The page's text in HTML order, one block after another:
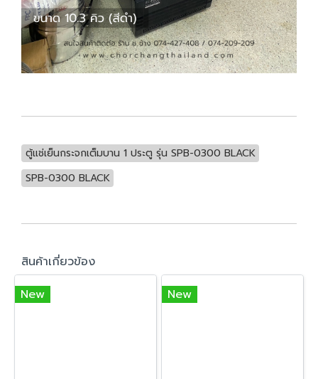
ตู้แช่เย็นกระจกเต็มบาน 1 ประตู รุ่น SPB-0300 BLACK
SPB-0300 BLACK
สินค้าเกี่ยวข้อง
New
New